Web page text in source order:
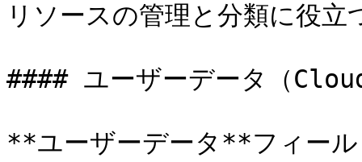
リソースの管理と分類に役
#### ユーザーデータ（
**ユーザーデータ**フィー